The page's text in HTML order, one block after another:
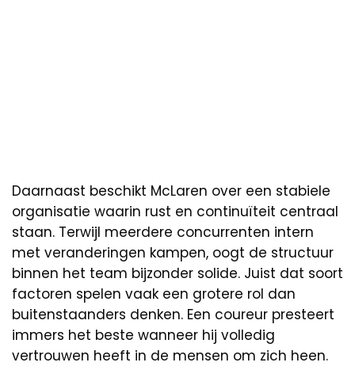
Daarnaast beschikt McLaren over een stabiele
organisatie waarin rust en continuïteit centraal
staan. Terwijl meerdere concurrenten intern
met veranderingen kampen, oogt de structuur
binnen het team bijzonder solide. Juist dat soort
factoren spelen vaak een grotere rol dan
buitenstaanders denken. Een coureur presteert
immers het beste wanneer hij volledig
vertrouwen heeft in de mensen om zich heen.